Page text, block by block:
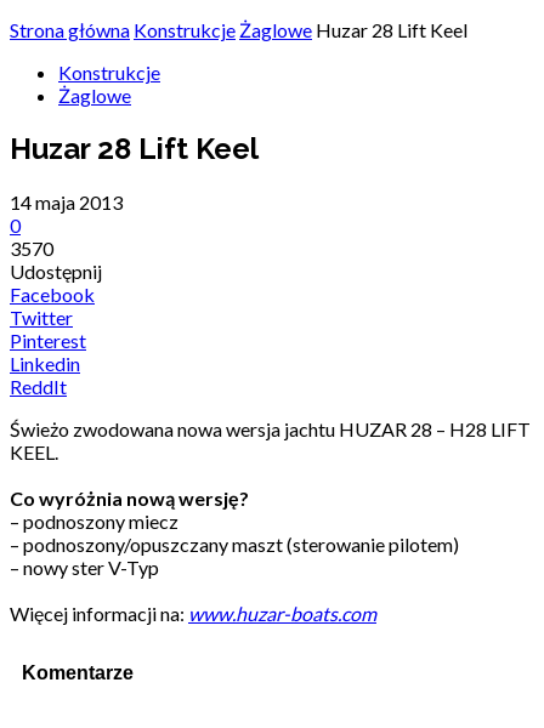
Strona główna Konstrukcje Żaglowe Huzar 28 Lift Keel
Konstrukcje
Żaglowe
Huzar 28 Lift Keel
14 maja 2013
0
3570
Udostępnij
Facebook
Twitter
Pinterest
Linkedin
ReddIt
Świeżo zwodowana nowa wersja jachtu HUZAR 28 – H28 LIFT
KEEL.
Co wyróżnia nową wersję?
– podnoszony miecz
– podnoszony/opuszczany maszt (sterowanie pilotem)
– nowy ster V-Typ
Więcej informacji na: www.huzar-boats.com
Komentarze